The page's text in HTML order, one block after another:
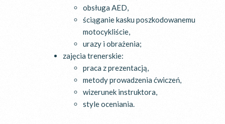
obsługa AED,
ściąganie kasku poszkodowanemu
motocykliście,
urazy i obrażenia;
zajęcia trenerskie:
praca z prezentacją,
metody prowadzenia ćwiczeń,
wizerunek instruktora,
style oceniania.